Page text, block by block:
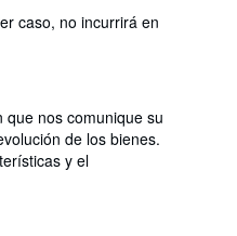
caso, no incurrirá en
nos comunique su
de los bienes.
y el